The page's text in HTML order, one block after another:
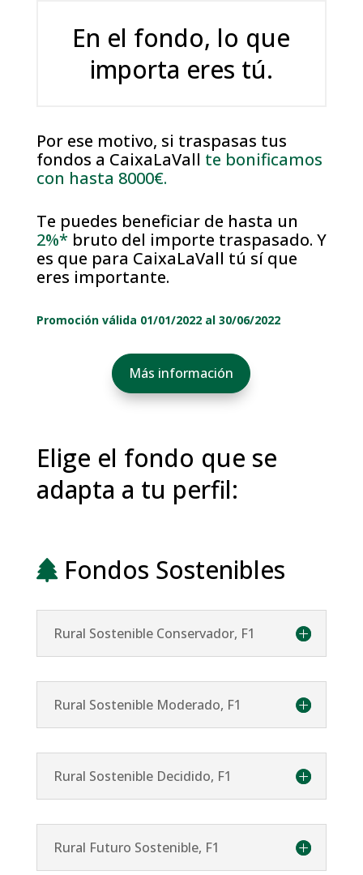
En el fondo, lo que
importa eres tú.
Por ese motivo, si traspasas tus
fondos a CaixaLaVall te bonificamos
con hasta 8000€.
Te puedes beneficiar de hasta un
2%* bruto del importe traspasado. Y
es que para CaixaLaVall tú sí que
eres importante.
Promoción válida 01/01/2022 al 30/06/2022
Más información
Elige el fondo que se
adapta a tu perfil:
Fondos Sostenibles
Rural Sostenible Conservador, F1
Rural Sostenible Moderado, F1
Rural Sostenible Decidido, F1
Rural Futuro Sostenible, F1